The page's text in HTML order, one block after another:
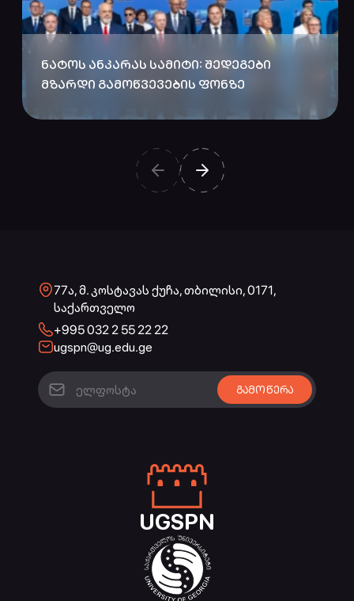
ᲜᲐᲢᲝᲡ ᲐᲜᲙᲐᲠᲐᲡ ᲡᲐᲛᲘᲢᲘ: ᲨᲔᲓᲔᲒᲔᲑᲘ
ᲛᲖᲐᲠᲓᲘ ᲒᲐᲛᲝᲬᲕᲔᲕᲔᲑᲘᲡ ᲤᲝᲜᲖᲔ
77ა, მ. კოსტავას ქუჩა, თბილისი, 0171,
საქართველო
+995 032 2 55 22 22
ugspn@ug.edu.ge
UGSPN